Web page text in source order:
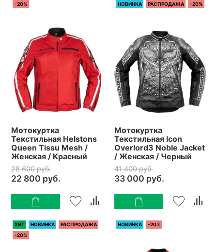
-20%
Мотокуртка
Текстильная Helstons
Queen Tissu Mesh /
Женская / Красный
28 600 руб.
22 800 руб.
НОВИНКА РАСПРОДАЖА -20%
Мотокуртка
Текстильная Icon
Overlord3 Noble Jacket
/ Женская / Черный
41 400 руб.
33 000 руб.
ХИТ НОВИНКА
РАСПРОДАЖА
-20%
НОВИНКА -20%